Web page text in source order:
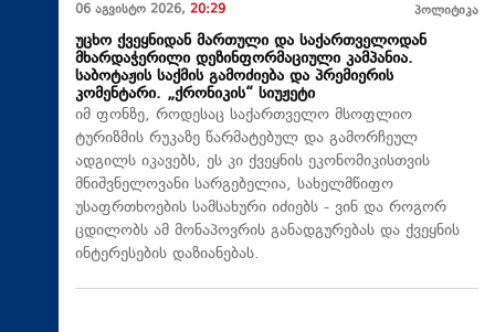
06 აგვისტო 2026, 20:29 პოლიტიკა
უცხო ქვეყნიდან მართული და საქართველოდან
მხარდაჭერილი დეზინფორმაციული კამპანია.
საბოტაჟის საქმის გამოძიება და პრემიერის
კომენტარი. „ქრონიკის“ სიუჟეტი
იმ ფონზე, როდესაც საქართველო მსოფლიო
ტურიზმის რუკაზე წარმატებულ და გამორჩეულ
ადგილს იკავებს, ეს კი ქვეყნის ეკონომიკისთვის
მნიშვნელოვანი სარგებელია, სახელმწიფო
უსაფრთხოების სამსახური იძიებს - ვინ და როგორ
ცდილობს ამ მონაპოვრის განადგურებას და ქვეყნის
ინტერესების დაზიანებას.